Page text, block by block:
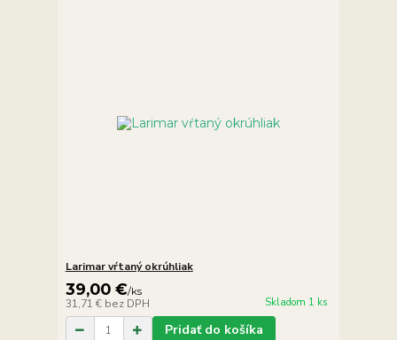
Larimar vŕtaný okrúhliak
39,00 €/ks
31,71 € bez DPH Skladom 1 ks
Pridať do košíka